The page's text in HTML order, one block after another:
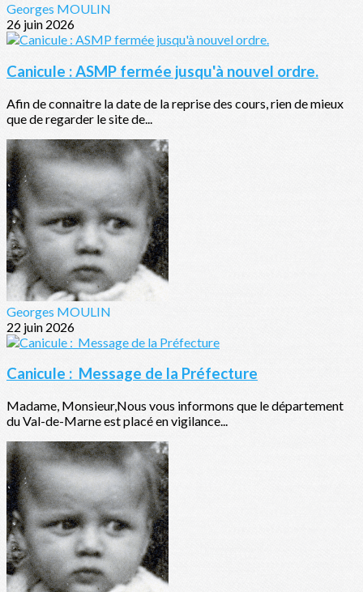
Georges MOULIN
26 juin 2026
Canicule : ASMP fermée jusqu'à nouvel ordre.
Afin de connaitre la date de la reprise des cours, rien de mieux
que de regarder le site de...
Georges MOULIN
22 juin 2026
Canicule : Message de la Préfecture
Madame, Monsieur,Nous vous informons que le département
du Val-de-Marne est placé en vigilance...